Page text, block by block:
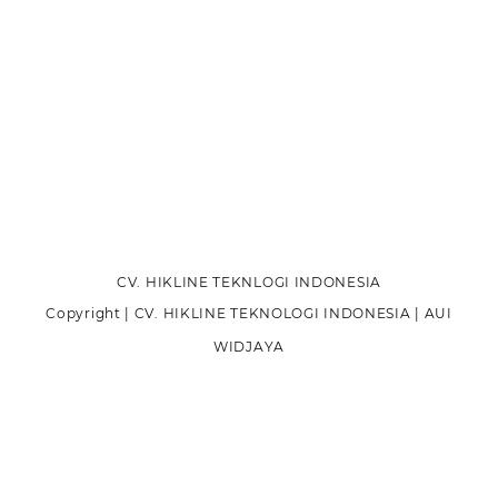
CV. HIKLINE TEKNLOGI INDONESIA
Copyright | CV. HIKLINE TEKNOLOGI INDONESIA | AUI
WIDJAYA